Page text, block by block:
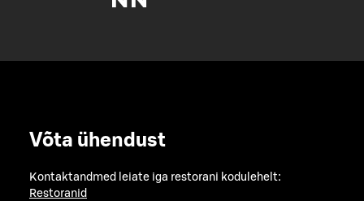
Võta ühendust
Kontaktandmed leiate iga restorani kodulehelt:
Restoranid